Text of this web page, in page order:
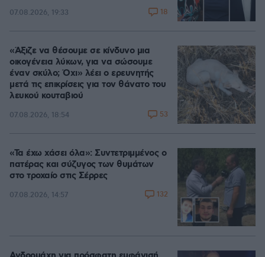
07.08.2026, 19:33 18
«Άξιζε να θέσουμε σε κίνδυνο μια
οικογένεια λύκων, για να σώσουμε
έναν σκύλο; Όχι» λέει ο ερευνητής
μετά τις επικρίσεις για τον θάνατο του
λευκού κουταβιού
07.08.2026, 18:54 53
«Τα έχω χάσει όλα»: Συντετριμμένος ο
πατέρας και σύζυγος των θυμάτων
στο τροχαίο στις Σέρρες
07.08.2026, 14:57 132